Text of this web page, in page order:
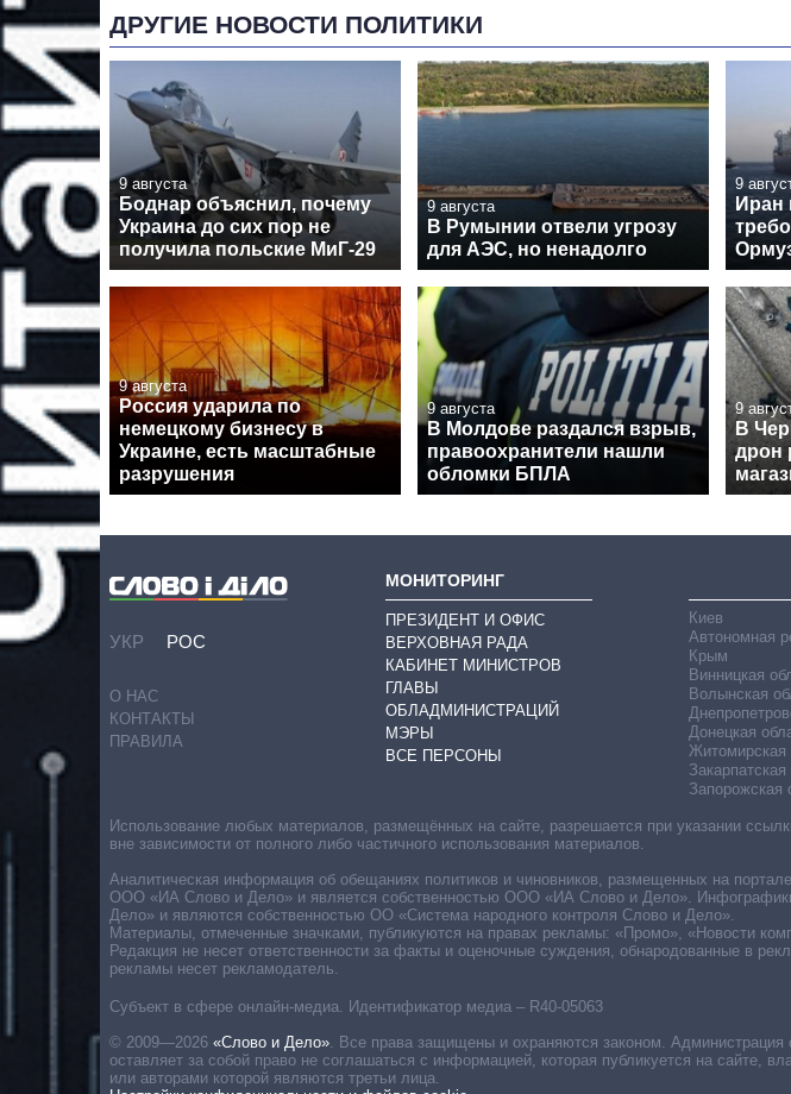
ДРУГИЕ НОВОСТИ ПОЛИТИКИ
9 августа
Боднар объяснил, почему
Украина до сих пор не
получила польские МиГ-29
9 августа
В Румынии отвели угрозу
для АЭС, но ненадолго
9
9 августа
Россия ударила по
немецкому бизнесу в
Украине, есть масштабные
разрушения
9 августа
В Молдове раздался взрыв,
правоохранители нашли
обломки БПЛА
9
В
дрон
УКР РОС
О НАС
КОНТАКТЫ
ПРАВИЛА
МОНИТОРИНГ
ПРЕЗИДЕНТ И ОФИС
ВЕРХОВНАЯ РАДА
КАБИНЕТ МИНИСТРОВ
ГЛАВЫ
ОБЛАДМИНИСТРАЦИЙ
МЭРЫ
ВСЕ ПЕРСОНЫ
Киев
Автономная
Крым
Винницкая
Волынская
Донецкая
Житомирская
Закарпатская
Запорожская
Субъект в сфере онлайн-медиа. Идентификатор медиа – R40-05063
© 2009—2026 «Слово и Дело». Все права защищены и охраняются законом. Администрация
оставляет за собой право не соглашаться с информацией, которая публикуется на сайте,
или авторами которой являются третьи лица.
Использование любых материалов, размещённых на сайте, разрешается при указании
вне зависимости от полного либо частичного использования материалов.
Аналитическая информация об обещаниях политиков и чиновников, размещенных на
ООО «ИА Слово и Дело» и является собственностью ООО «ИА Слово и Дело».
Дело» и являются собственностью ОО «Система народного контроля Слово и Дело».
Материалы, отмеченные значками, публикуются на правах рекламы: «Промо», «Новости
Редакция не несет ответственности за факты и оценочные суждения, обнародованные в
рекламы несет рекламодатель.